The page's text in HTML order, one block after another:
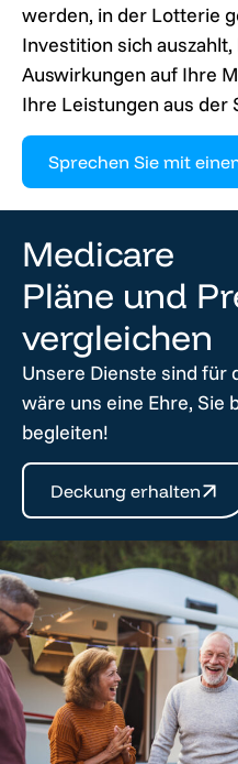
werden, in der Lotterie
Investition sich
Auswirkungen auf Ihre
Ihre Leistungen aus der
Sprechen Sie mit
Medicare
Pläne und
vergleichen
Unsere Dienste sind für
wäre uns eine Ehre, Sie
begleiten!
Deckung erhalten